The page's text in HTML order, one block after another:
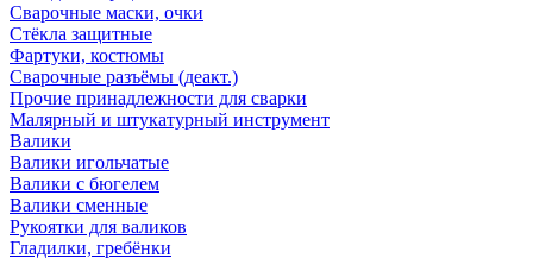
Сварочные маски, очки
Стёкла защитные
Фартуки, костюмы
Сварочные разъёмы (деакт.)
Прочие принадлежности для сварки
Малярный и штукатурный инструмент
Валики
Валики игольчатые
Валики с бюгелем
Валики сменные
Рукоятки для валиков
Гладилки, гребёнки